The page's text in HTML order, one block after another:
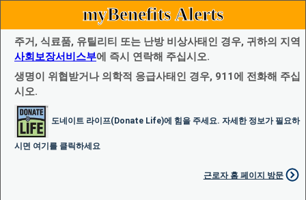
myBenefits Alerts
주거, 식료품, 유틸리티 또는 난방 비상사태인 경우, 귀하의 지역
사회보장서비스부에 즉시 연락해 주십시오.
생명이 위협받거나 의학적 응급사태인 경우, 911에 전화해 주십
시오.
도네이트 라이프(Donate Life)에 힘을 주세요. 자세한 정보가 필요하
시면 여기를 클릭하세요
근로자 홈 페이지 방문